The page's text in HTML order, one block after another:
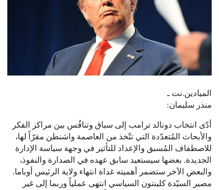
الميادين.نت ـ
منذر سليمان:
أدّى انتخاب دونالد ترامب إلى سباق وتنافُس بين مراكز الفكر
والأبحاث المُتعدّدة التي تتّخذ من العاصمة واشنطن مقرّاً لها،
للاصطفاف المُسبق والإعداد للتأثير في وجهة سياسة الإدارة
الجديدة. بعضها سيستعيد سابق عهده في الصدارة والنفوذ،
والبعض الآخر ستضمر أهميته غداة انتهاء ولاية الرئيس أوباما.
مصير السيّدة كلينتون السياسي انتهى عملياً وربما إلى غير